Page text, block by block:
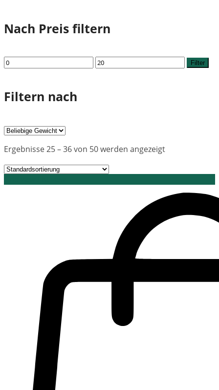
Nach Preis filtern
Min.
Preis
Max.
Preis
Filter
Filtern nach
Ergebnisse 25 – 36 von 50 werden angezeigt